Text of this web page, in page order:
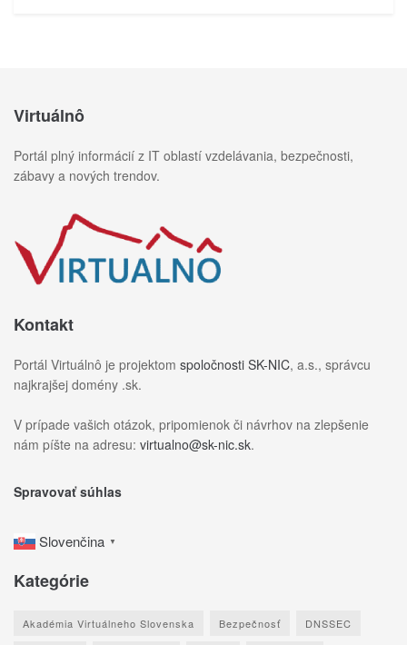
Virtuálnô
Portál plný informácií z IT oblastí vzdelávania, bezpečnosti,
zábavy a nových trendov.
Kontakt
Portál Virtuálnô je projektom spoločnosti SK-NIC, a.s., správcu
najkrajšej domény .sk.
V prípade vašich otázok, pripomienok či návrhov na zlepšenie
nám píšte na adresu: virtualno@sk-nic.sk.
Spravovať súhlas
Slovenčina ▼
Kategórie
Akadémia Virtuálneho Slovenska Bezpečnosť DNSSEC